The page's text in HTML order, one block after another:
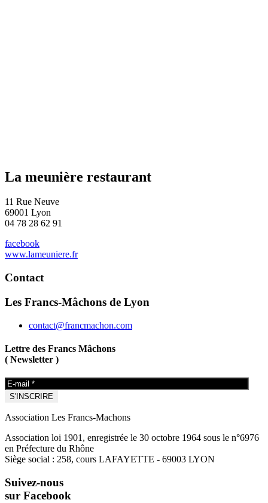
La meunière restaurant
11 Rue Neuve
69001 Lyon
04 78 28 62 91
facebook
www.lameuniere.fr
Contact
Les Francs-Mâchons de Lyon
contact@francmachon.com
Lettre des Francs Mâchons
( Newsletter )
Association Les Francs-Machons
Association loi 1901, enregistrée le 30 octobre 1964 sous le n°6976
en Préfecture du Rhône
Siège social : 258, cours LAFAYETTE - 69003 LYON
Suivez-nous
sur Facebook